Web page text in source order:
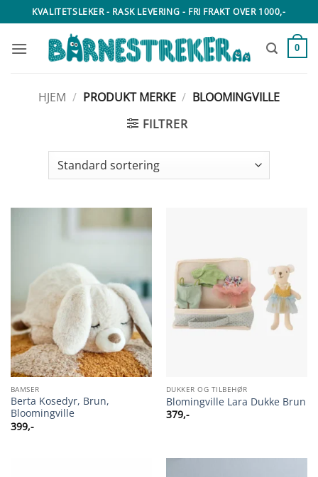
to
content
KVALITETSLEKER - RASK LEVERING - FRI FRAKT OVER 1000,-
0
HJEM / PRODUKT MERKE / BLOOMINGVILLE
FILTRER
BAMSER
Berta Kosedyr, Brun,
Bloomingville
399,-
DUKKER OG TILBEHØR
Blomingville Lara Dukke Brun
379,-